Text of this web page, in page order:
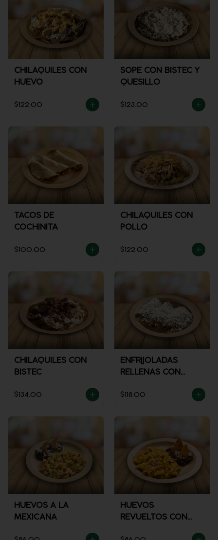
CHILAQUILES CON
HUEVO
$122.00
SOPE CON BISTEC Y
QUESILLO
$123.00
TACOS DE
COCHINITA
$100.00
CHILAQUILES CON
POLLO
$122.00
CHILAQUILES CON
BISTEC
$134.00
ENFRIJOLADAS
RELLENAS CON
$118.00
HUEVOS A LA
MEXICANA
HUEVOS
REVUELTOS CON